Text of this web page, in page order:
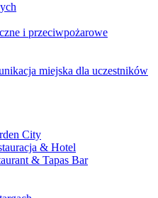
i przeciwpożarowe
miejska dla uczestników
City
& Hotel
& Tapas Bar